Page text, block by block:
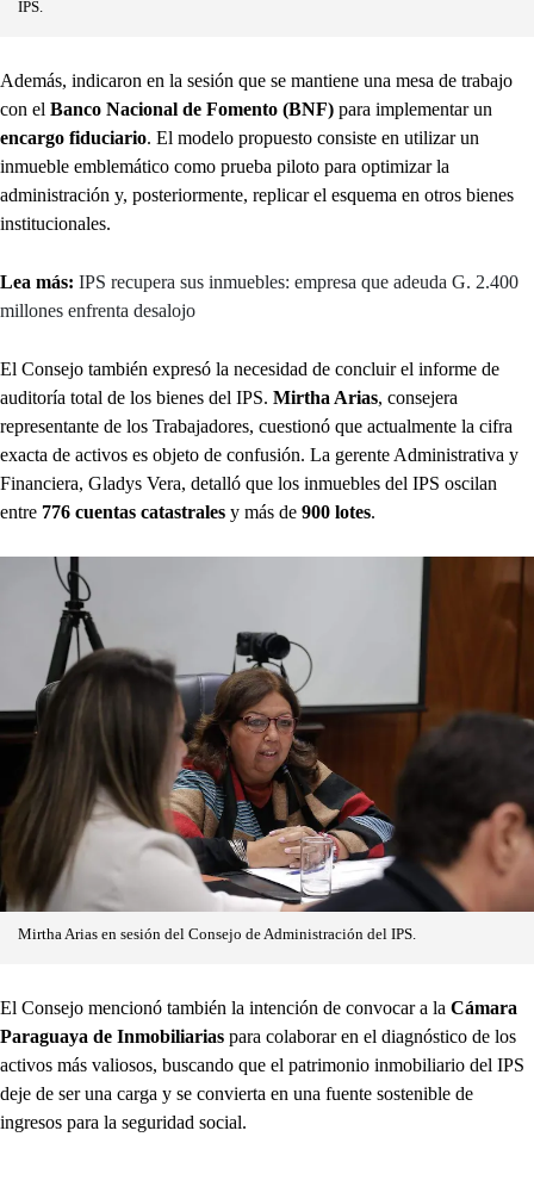
IPS.
Además, indicaron en la sesión que se mantiene una mesa de trabajo
con el Banco Nacional de Fomento (BNF) para implementar un
encargo fiduciario. El modelo propuesto consiste en utilizar un
inmueble emblemático como prueba piloto para optimizar la
administración y, posteriormente, replicar el esquema en otros bienes
institucionales.
Lea más: IPS recupera sus inmuebles: empresa que adeuda G. 2.400
millones enfrenta desalojo
El Consejo también expresó la necesidad de concluir el informe de
auditoría total de los bienes del IPS. Mirtha Arias, consejera
representante de los Trabajadores, cuestionó que actualmente la cifra
exacta de activos es objeto de confusión. La gerente Administrativa y
Financiera, Gladys Vera, detalló que los inmuebles del IPS oscilan
entre 776 cuentas catastrales y más de 900 lotes.
Mirtha Arias en sesión del Consejo de Administración del IPS.
El Consejo mencionó también la intención de convocar a la Cámara
Paraguaya de Inmobiliarias para colaborar en el diagnóstico de los
activos más valiosos, buscando que el patrimonio inmobiliario del IPS
deje de ser una carga y se convierta en una fuente sostenible de
ingresos para la seguridad social.